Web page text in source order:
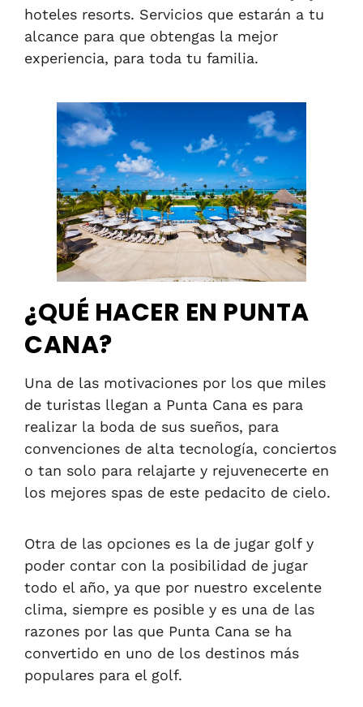
hoteles resorts. Servicios que estarán a tu
alcance para que obtengas la mejor
experiencia, para toda tu familia.
¿QUÉ HACER EN PUNTA
CANA?
Una de las motivaciones por los que miles
de turistas llegan a Punta Cana es para
realizar la boda de sus sueños, para
convenciones de alta tecnología, conciertos
o tan solo para relajarte y rejuvenecerte en
los mejores spas de este pedacito de cielo.
Otra de las opciones es la de jugar golf y
poder contar con la posibilidad de jugar
todo el año, ya que por nuestro excelente
clima, siempre es posible y es una de las
razones por las que Punta Cana se ha
convertido en uno de los destinos más
populares para el golf.